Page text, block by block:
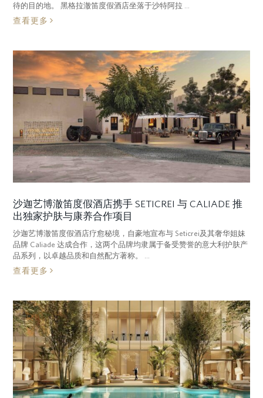
待的目的地。 黑格拉澈笛度假酒店坐落于沙特阿拉 ...
查看更多
沙迦艺博澈笛度假酒店携手 SETICREI 与 CALIADE 推
出独家护肤与康养合作项目
沙迦艺博澈笛度假酒店疗愈秘境，自豪地宣布与 Seticrei及其奢华姐妹
品牌 Caliade 达成合作，这两个品牌均隶属于备受赞誉的意大利护肤产
品系列，以卓越品质和自然配方著称。 ...
查看更多